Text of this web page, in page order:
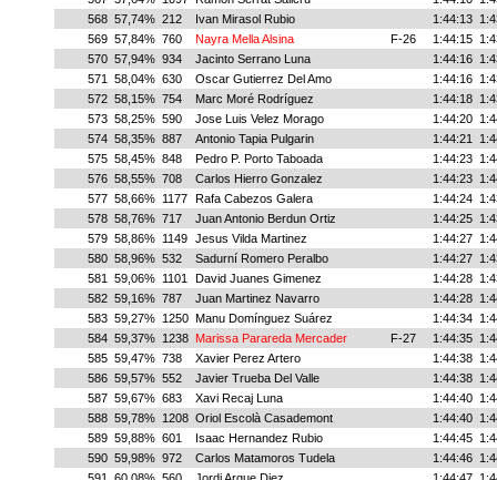
568 57,74% 212 Ivan Mirasol Rubio 1:44:13
569 57,84% 760 Nayra Mella Alsina F-26 1:44:15
570 57,94% 934 Jacinto Serrano Luna 1:44:16
571
58,04% 630 Oscar Gutierrez Del Amo 1:44:16
572 58,15% 754 Marc Moré Rodríguez 1:44:18
573 58,25% 590 Jose Luis Velez Morago 1:44:20
574 58,35% 887 Antonio Tapia Pulgarin 1:44:21
575 58,45% 848 Pedro P. Porto Taboada 1:44:23
576 58,55% 708 Carlos Hierro Gonzalez 1:44:23
577 58,66% 1177 Rafa Cabezos Galera 1:44:24
578 58,76% 717 Juan Antonio Berdun Ortiz 1:44:25
579 58,86% 1149 Jesus Vilda Martinez 1:44:27
580 58,96% 532 Sadurní Romero Peralbo 1:44:27
581
59,06% 1101 David Juanes Gimenez 1:44:28
582 59,16% 787 Juan Martinez Navarro 1:44:28
583 59,27% 1250 Manu Domínguez Suárez 1:44:34
584 59,37% 1238 Marissa Parareda Mercader F-27 1:44:35
585 59,47% 738 Xavier Perez Artero 1:44:38
586 59,57% 552 Javier Trueba Del Valle 1:44:38
587 59,67% 683 Xavi Recaj Luna 1:44:40
588 59,78% 1208 Oriol Escolà Casademont 1:44:40
589 59,88% 601 Isaac Hernandez Rubio 1:44:45
590 59,98% 972 Carlos Matamoros Tudela 1:44:46